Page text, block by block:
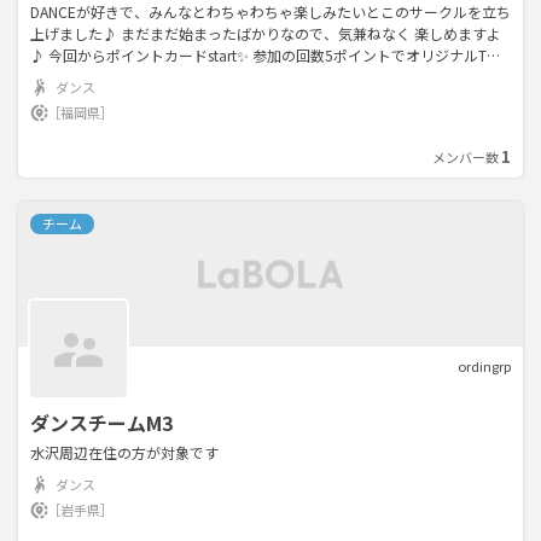
DANCEが好きで、みんなとわちゃわちゃ楽しみたいとこのサークルを立ち
上げました♪ まだまだ始まったばかりなので、気兼ねなく 楽しめますよ
♪ 今回からポイントカードstart✨ 参加の回数5ポイントでオリジナルTシ
ャツプレゼント🎁
ダンス
［福岡県］
メンバー数1
チーム
ordingrp
ダンスチームM3
水沢周辺在住の方が対象です
ダンス
［岩手県］